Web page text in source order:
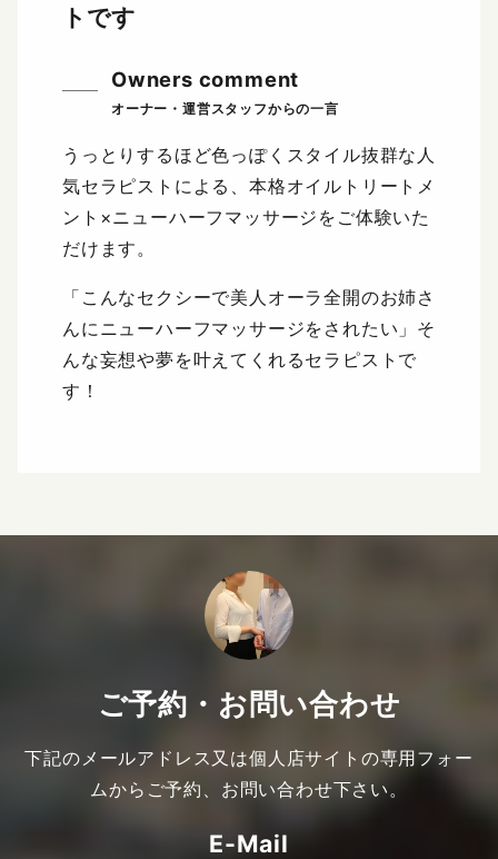
トです
Owners comment
うっとりするほど色っぽくスタイル抜群な人
気セラピストによる、本格オイルトリートメ
ント×ニューハーフマッサージをご体験いた
だけます。
「こんなセクシーで美人オーラ全開のお姉さ
んにニューハーフマッサージをされたい」そ
んな妄想や夢を叶えてくれるセラピストで
す！
ご予約・お問い合わせ
下記のメールアドレス又は個人店サイトの専用フォー
ムからご予約、お問い合わせ下さい。
E-Mail